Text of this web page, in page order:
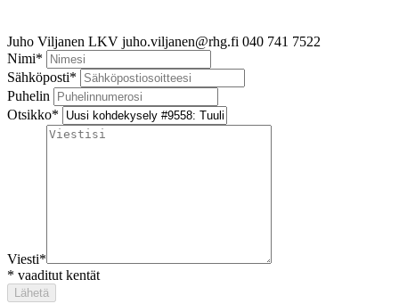
Juho Viljanen LKV juho.viljanen@rhg.fi 040 741 7522
Nimi*
Sähköposti*
Puhelin
Otsikko*
Viesti*
* vaaditut kentät